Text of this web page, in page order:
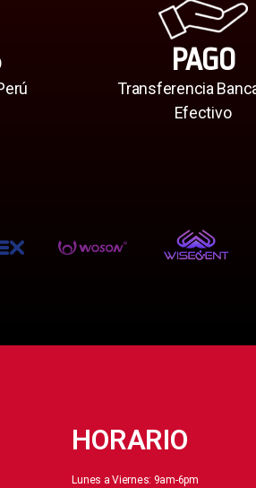
PAGO
Transferencia
Efectivo
HORARIO
Lunes a Viernes: 9am-6pm